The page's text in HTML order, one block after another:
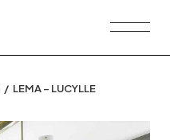
LEMA – LUCYLLE